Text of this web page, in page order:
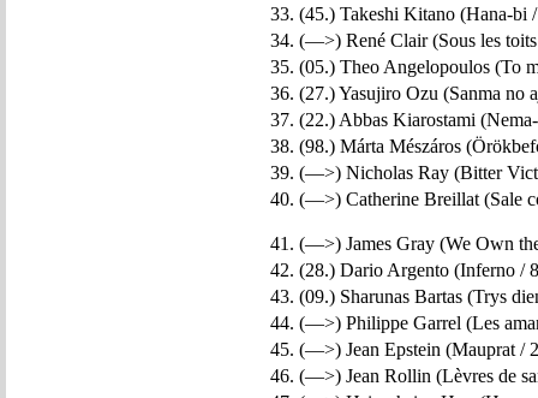
33. (45.) Takeshi Kitano (Hana-bi
34. (—>) René Clair (Sous les
35. (05.) Theo Angelopoulos (To
36. (27.) Yasujiro Ozu (Sanma no
37. (22.) Abbas Kiarostami
38. (98.) Márta Mészáros
39. (—>) Nicholas Ray (Bitter
40. (—>) Catherine Breillat (Sale
41. (—>) James Gray (We Own
42. (28.) Dario Argento (Inferno /
43. (09.) Sharunas Bartas (Trys
44. (—>) Philippe Garrel (Les
45. (—>) Jean Epstein (Mauprat /
46. (—>) Jean Rollin (Lèvres de